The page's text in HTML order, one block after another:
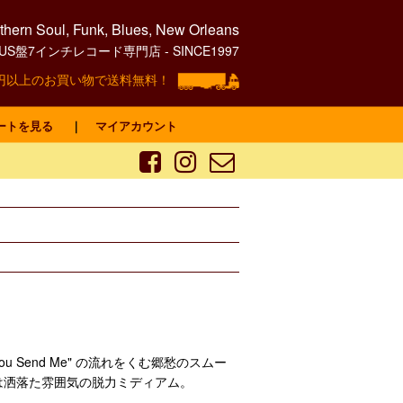
Soul, Funk, Blues, New Orleans
盤7インチレコード専門店 - SINCE1997
以上のお買い物で送料無料！
トを見る ｜ マイアカウント
Send Me" の流れをくむ郷愁のスムー
落た雰囲気の脱力ミディアム。